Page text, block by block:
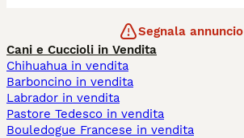
Segnala annuncio
Cani e Cuccioli in Vendita
Chihuahua in vendita
Barboncino in vendita
Labrador in vendita
Pastore Tedesco in vendita
Bouledogue Francese in vendita